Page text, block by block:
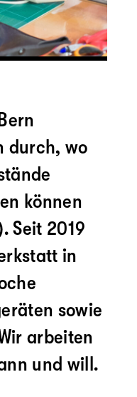
durch, wo
können
Seit 2019
in
sowie
arbeiten
und will.